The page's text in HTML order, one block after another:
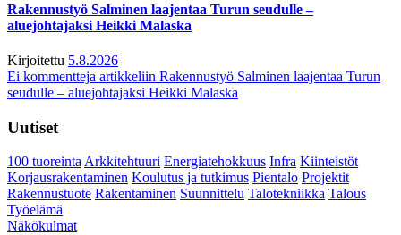
Rakennustyö Salminen laajentaa Turun seudulle –
aluejohtajaksi Heikki Malaska
Kirjoitettu 5.8.2026
Ei kommentteja artikkeliin Rakennustyö Salminen laajentaa Turun
seudulle – aluejohtajaksi Heikki Malaska
Uutiset
100 tuoreintaArkkitehtuuri Energiatehokkuus Infra Kiinteistöt
Korjausrakentaminen Koulutus ja tutkimus Pientalo Projektit
Rakennustuote Rakentaminen Suunnittelu Talotekniikka Talous
Työelämä
Näkökulmat